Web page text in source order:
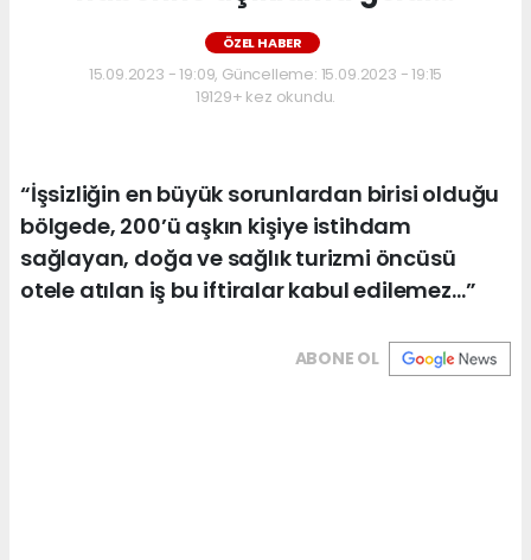
ÖZEL HABER
15.09.2023 - 19:09, Güncelleme: 15.09.2023 - 19:15
19129+ kez okundu.
“İşsizliğin en büyük sorunlardan birisi olduğu
bölgede, 200’ü aşkın kişiye istihdam
sağlayan, doğa ve sağlık turizmi öncüsü
otele atılan iş bu iftiralar kabul edilemez…”
ABONE OL